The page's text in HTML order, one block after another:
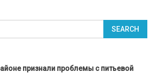
признали проблемы с питьевой